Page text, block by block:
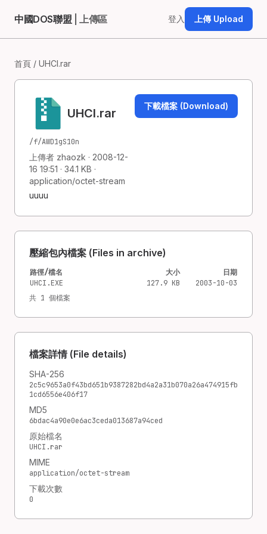
中國DOS聯盟 | 上傳區 登入 上傳 Upload
首頁 / UHCI.rar
UHCI.rar
/f/AWD1gS10n
上傳者 zhaozk · 2008-12-
16 19:51 · 34.1 KB ·
application/octet-stream
uuuu
下載檔案 (Download)
壓縮包內檔案 (Files in archive)
路徑/檔名 大小
日期
UHCI.EXE
127.9 KB
2003-10-03
共 1 個檔案
檔案詳情 (File details)
SHA-256
2c5c9653a0f43bd651b9387282bd4a2a31b070a26a474915fb
1cd6556e406f17
MD5
6bdac4a90e0e6ac3ceda013687a94ced
原始檔名
UHCI.rar
MIME
application/octet-stream
下載次數
0